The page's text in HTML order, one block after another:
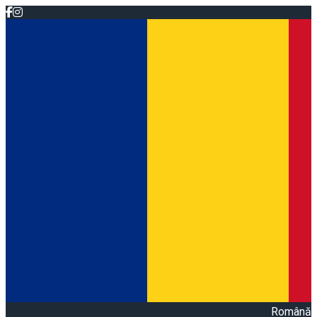
Română